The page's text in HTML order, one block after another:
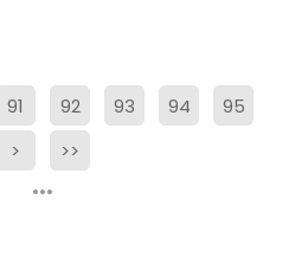
91 92 93 94
95
>
>>